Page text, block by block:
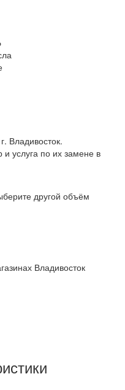
Владивосток.
услуга по их замене в
другой объём
Владивосток